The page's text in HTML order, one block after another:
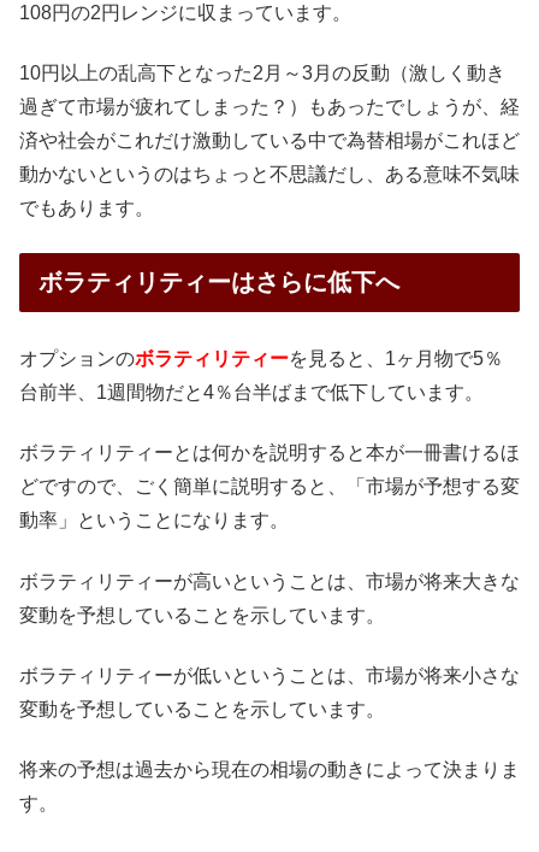
108円の2円レンジに収まっています。
10円以上の乱高下となった2月～3月の反動（激しく動き
過ぎて市場が疲れてしまった？）もあったでしょうが、経
済や社会がこれだけ激動している中で為替相場がこれほど
動かないというのはちょっと不思議だし、ある意味不気味
でもあります。
ボラティリティーはさらに低下へ
オプションのボラティリティーを見ると、1ヶ月物で5％
台前半、1週間物だと4％台半ばまで低下しています。
ボラティリティーとは何かを説明すると本が一冊書けるほ
どですので、ごく簡単に説明すると、「市場が予想する変
動率」ということになります。
ボラティリティーが高いということは、市場が将来大きな
変動を予想していることを示しています。
ボラティリティーが低いということは、市場が将来小さな
変動を予想していることを示しています。
将来の予想は過去から現在の相場の動きによって決まりま
す。